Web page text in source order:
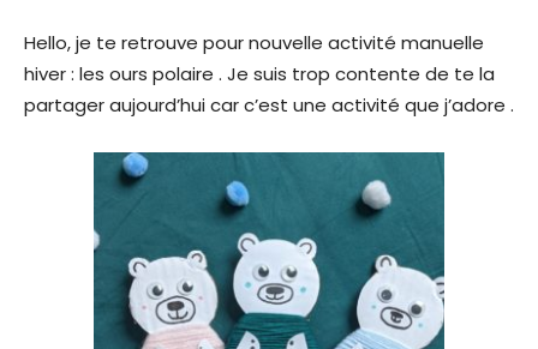
Hello, je te retrouve pour nouvelle activité manuelle
hiver : les ours polaire . Je suis trop contente de te la
partager aujourd’hui car c’est une activité que j’adore .